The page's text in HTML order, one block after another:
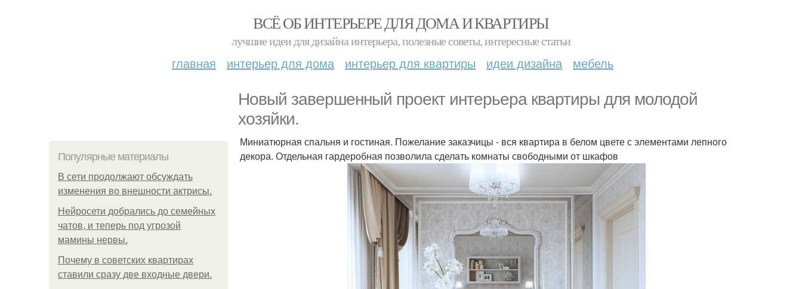
ВСЁ ОБ ИНТЕРЬЕРЕ ДЛЯ ДОМА И КВАРТИРЫ
лучшие идеи для дизайна интерьера, полезные советы, интересные статьи
главная интерьер для дома интерьер для квартиры идеи дизайна мебель
Новый завершенный проект интерьера квартиры для молодой
хозяйки.
Популярные материалы
В сети продолжают обсуждать
изменения во внешности актрисы.
Нейросети добрались до семейных
чатов, и теперь под угрозой
мамины нервы.
Почему в советских квартирах
ставили сразу две входные двери.
Миниатюрная спальня и гостиная. Пожелание заказчицы - вся квартира в белом цвете с элементами лепного
декора. Отдельная гардеробная позволила сделать комнаты свободными от шкафов